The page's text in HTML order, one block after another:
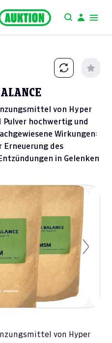
von Hyper
Pulver hochwertig und
Wirkungen:
des
in Gelenken
Next
von Hyper